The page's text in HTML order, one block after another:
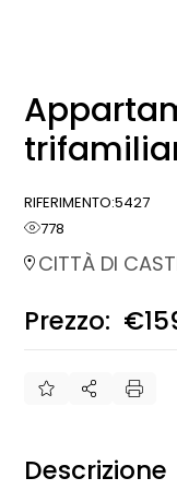
RIFERIMENTO:5427
778
CITTÀ DI
Prezzo:
Descrizione